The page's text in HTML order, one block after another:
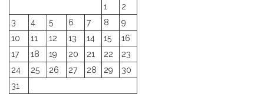
1
2
3
4 5 6 7 8
9
10
11 12 13 14 15
16
17
18 19 20 21 22
23
24
25 26 27 28 29
30
31